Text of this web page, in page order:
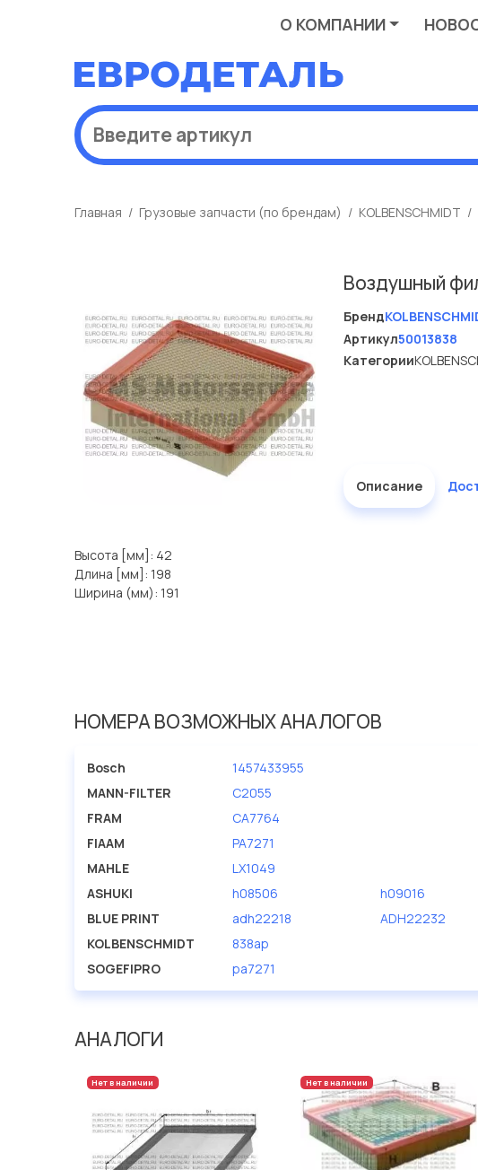
О КОМПАНИИ
Главная Грузовые запчасти (по брендам) KOLBENSCHMIDT
Воздушный
Бренд
Артикул50013838
Категории
Описание
Высота [мм]: 42
Длина [мм]: 198
Ширина (мм): 191
НОМЕРА ВОЗМОЖНЫХ АНАЛОГОВ
Bosch
1457433955
MANN-FILTER
C2055
FRAM
CA7764
FIAAM
PA7271
MAHLE
LX1049
ASHUKI
h08506
h09016
BLUE PRINT
adh22218 ADH22232
KOLBENSCHMIDT
838ap
SOGEFIPRO
pa7271
АНАЛОГИ
Нет в наличии Нет в наличии